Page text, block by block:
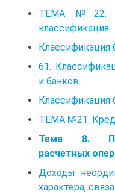
ТЕМА №22.
Классификация
61.
и банков.
Классификация
ТЕМА №21.
Тема 8.
расчетных
Доходы
характера,